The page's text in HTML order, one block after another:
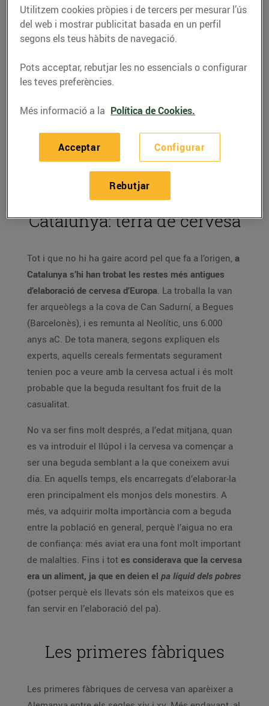
d’anys en el temps. I és que
aquesta beguda tant de moda
té una llarga història al darrere
05/de novembre/2019
La cervesa està de moda.Al mercat podem trobar-hi
Però sabies que per trobar els orígens d’aquesta
beguda ens hem de remuntar milers d’anys enrere
Catalunya: terra de cervesa
Tot i que no hi ha gaire acord pel que fa a l’origen, a
Catalunya s’hi han trobat les restes més antigues
d’elaboració de cervesa d’Europa. La troballa la van
fer arqueòlegs a la cova de Can Sadurní, a Begues
(Barcelonès), i es remunta al Neolític, uns 6.000
anys aC. De tota manera, segons expliquen els
experts, aquells cereals fermentats segurament
tenien poc a veure amb la cervesa actual i és molt
probable que la beguda resultant fos fruit de la
casualitat.
No va ser fins molt després, a l’edat mitjana, quan
es va introduir el llúpol i la cervesa va començar a
ser una beguda semblant a la que coneixem avui
dia. En aquells temps, els encarregats d’elaborar-la
eren principalment els monjos dels monestirs. A
més, va adquirir molta importància com a beguda
entre la població en general, perquè l’aigua no era
de confiança: més aviat era una font molt important
de malalties. Fins i tot es considerava que la cervesa
era un aliment, ja que en deien el pa líquid dels pobres
(potser perquè els llevats són els mateixos que es
fan servir en l’elaboració del pa).
Les primeres fàbriques
Les primeres fàbriques de cervesa van aparèixer a
Utilitzem cookies pròpies i de tercers per mesurar l’ús
del web i mostrar publicitat basada en un perfil
segons els teus hàbits de navegació.
Pots acceptar, rebutjar les no essencials o configurar
les teves preferències.
Més informació a la Política de Cookies.
Configurar
Rebutjar
Acceptar